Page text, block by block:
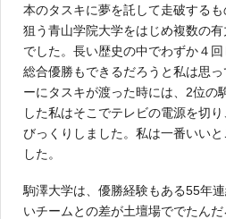
本のタスキに夢を託して走破する
狙う青山学院大学をはじめ複数の
でした。長い歴史の中でわずか４
総合優勝もできるだろうと私は思
ーにタスキが渡った時には、2位の
した私はそこでテレビの電源を切
びっくりしました。私は一番いい
した。
駒澤大学は、優勝経験もある55年
いチームとの差が土壇場ででたん